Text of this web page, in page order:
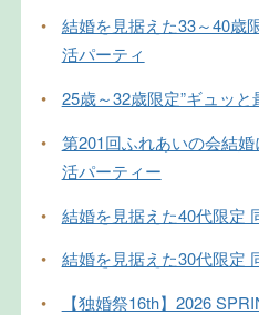
•
結婚を見据えた33～40歳
活パーティ
•
25歳～32歳限定”ギュッ
•
第201回ふれあいの会結
活パーティー
•
結婚を見据えた40代限定
•
結婚を見据えた30代限定
•
【独婚祭16th】2026